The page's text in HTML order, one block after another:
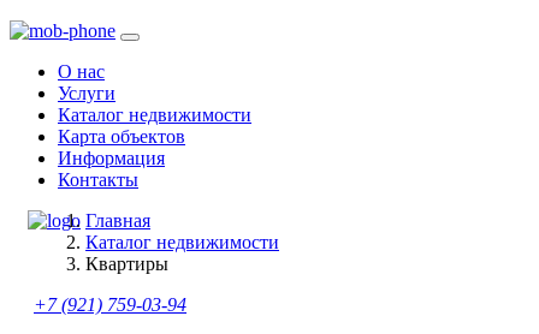
О нас
Услуги
Каталог недвижимости
Карта объектов
Информация
Контакты
+7 (921) 759-03-94
Главная
Каталог недвижимости
Квартиры